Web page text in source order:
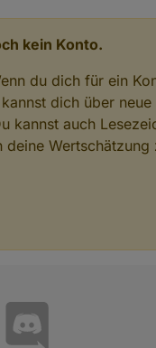
kein Konto.
du dich für ein
dich über
kannst auch
Wertschätzung